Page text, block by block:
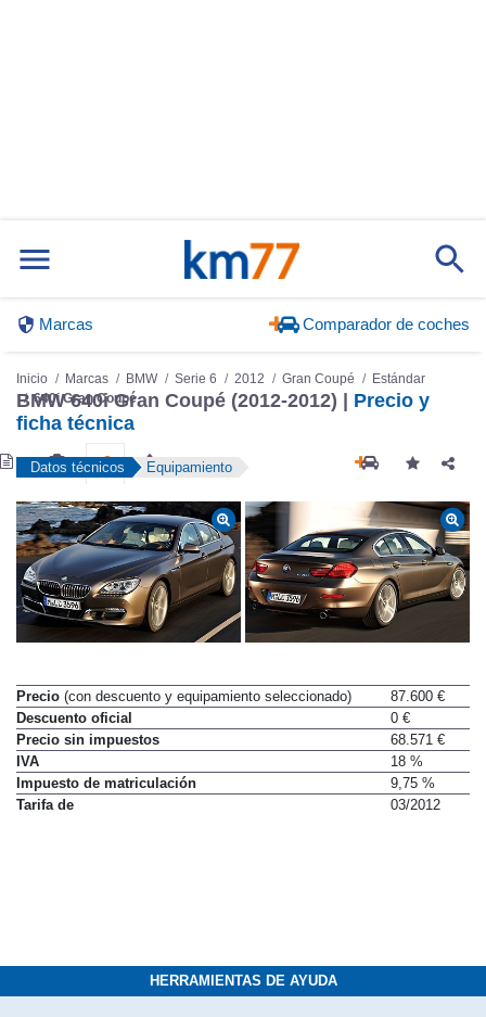
BMW 640i Gran Coupé (2012-2012) |
Precio y
Precio(con descuento y equipamiento seleccionado)
87.600 €
Descuento oficial
0 €
Precio sin impuestos
68.571 €
IVA
18 %
Impuesto de matriculación
9,75 %
HERRAMIENTAS DE AYUDA